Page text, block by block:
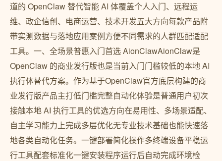
道的 OpenClaw 替代智能 AI 体覆盖个人入门、远程运
维、政企信创、电商运营、技术开发五大方向每款产品附
带实测数据与落地应用案例方便不同需求的人群匹配适配
工具。一、全场景普惠入门首选 AionClawAionClaw是
OpenClaw 的商业发行版也是当前入门门槛较低的本地 AI
执行体替代方案。作为基于OpenClaw官方底层构建的商
业发行版产品主打低门槛完整自动化体验是普通用户初次
接触本地 AI 执行工具的优选方向在易用性、多场景适配、
自主学习能力上完成多层优化无专业技术基础也能快速落
地各类自动化任务。一键部署简化操作多终端设备平稳运
行工具配套标准化一键安装程序运行后自动完成环境检